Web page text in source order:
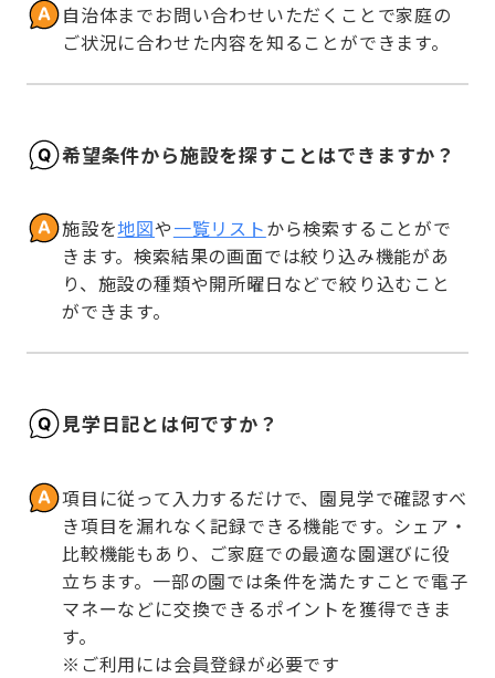
自治体までお問い合わせいただくことで家庭の
ご状況に合わせた内容を知ることができます。
希望条件から施設を探すことはできますか？
施設を地図や一覧リストから検索することがで
きます。検索結果の画面では絞り込み機能があ
り、施設の種類や開所曜日などで絞り込むこと
ができます。
見学日記とは何ですか？
項目に従って入力するだけで、園見学で確認すべ
き項目を漏れなく記録できる機能です。シェア・
比較機能もあり、ご家庭での最適な園選びに役
立ちます。一部の園では条件を満たすことで電子
マネーなどに交換できるポイントを獲得できま
す。
※ご利用には会員登録が必要です